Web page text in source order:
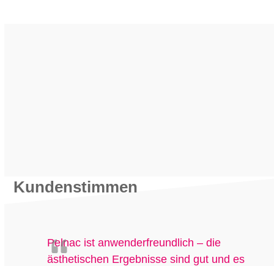
Kundenstimmen
Pelnac ist anwenderfreundlich – die
ästhetischen Ergebnisse sind gut und es